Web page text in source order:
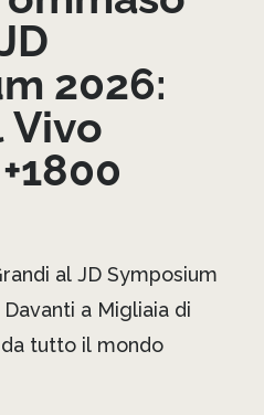
2026:
Vivo
al JD Symposium
a Migliaia di
tutto il mondo